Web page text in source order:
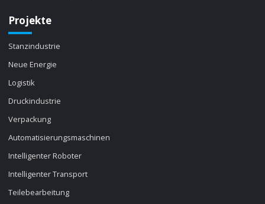
Projekte
Stanzindustrie
Neue Energie
Logistik
Druckindustrie
Verpackung
Automatisierungsmaschinen
Intelligenter Roboter
Intelligenter Transport
Teilebearbeitung